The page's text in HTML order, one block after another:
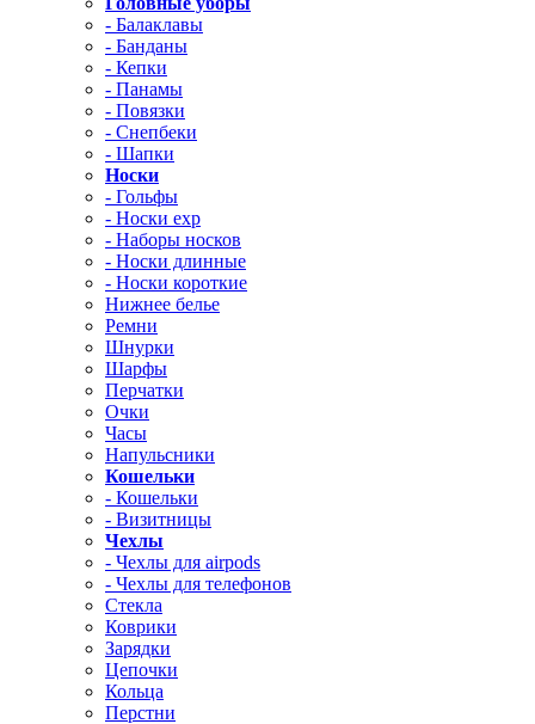
- Балаклавы
- Банданы
- Кепки
- Панамы
- Повязки
- Снепбеки
- Шапки
Носки
- Гольфы
- Носки exp
- Наборы носков
- Носки длинные
- Носки короткие
Нижнее белье
Ремни
Шнурки
Шарфы
Перчатки
Очки
Часы
Напульсники
Кошельки
- Кошельки
- Визитницы
Чехлы
- Чехлы для airpods
- Чехлы для телефонов
Стекла
Коврики
Зарядки
Цепочки
Кольца
Перстни